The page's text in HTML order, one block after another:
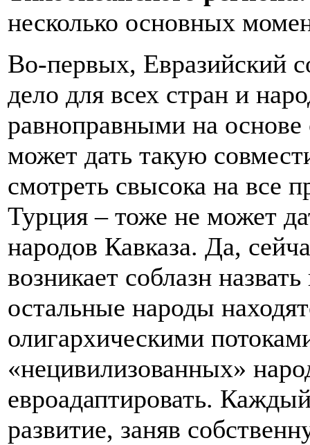
несколько основных
Во-первых, Евразийский
дело для всех стран и
равноправными на
может дать такую
смотреть свысока на все
Турция – тоже не может
народов Кавказа. Да,
возникает соблазн
остальные народы
олигархическими
«нецивилизованных»
евроадаптировать.
развитие, заняв